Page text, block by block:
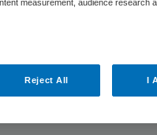
worden nu
en uitgebreid met
daar hun jarenlange
measurement, audience research
Reject All I